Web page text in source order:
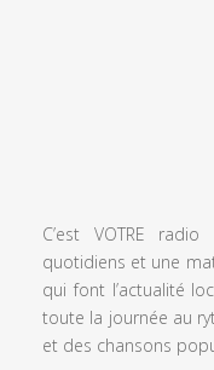
C’est VOTRE
quotidiens et une
qui font l’actualité
toute la journée au
et des chansons